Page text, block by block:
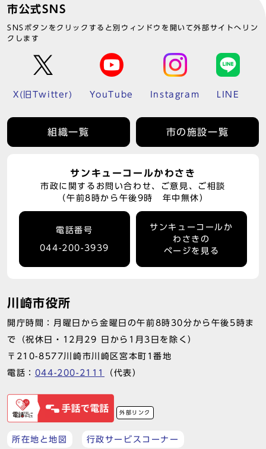
市公式SNS
SNSボタンをクリックすると別ウィンドウを開いて外部サイトへリン
クします
X(旧Twitter) YouTube Instagram LINE
組織一覧 市の施設一覧
サンキューコールかわさき
市政に関するお問い合わせ、ご意見、ご相談
（午前8時から午後9時 年中無休）
電話番号
044-200-3939
サンキューコールか
わさきの
ページを見る
川崎市役所
開庁時間：月曜日から金曜日の午前8時30分から午後5時ま
で（祝休日・12月29 日から1月3日を除く）
〒210-8577川崎市川崎区宮本町1番地
電話： 044-200-2111 （代表）
外部リンク
所在地と地図 行政サービスコーナー